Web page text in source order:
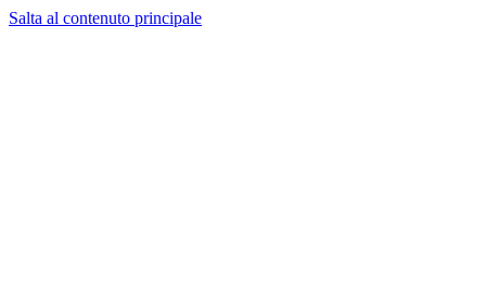
Salta al contenuto principale